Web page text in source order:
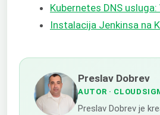
Kubernetes DNS
Instalacija Jenkinsa na
Preslav Dobrev
AUTOR ·
Preslav Dobrev je